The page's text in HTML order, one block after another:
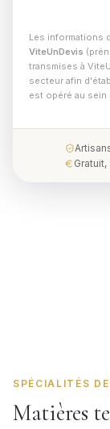
Les informations
ViteUnDevis
transmises à
secteur afin
est opéré au sein
SPÉCIALITÉS
Matières